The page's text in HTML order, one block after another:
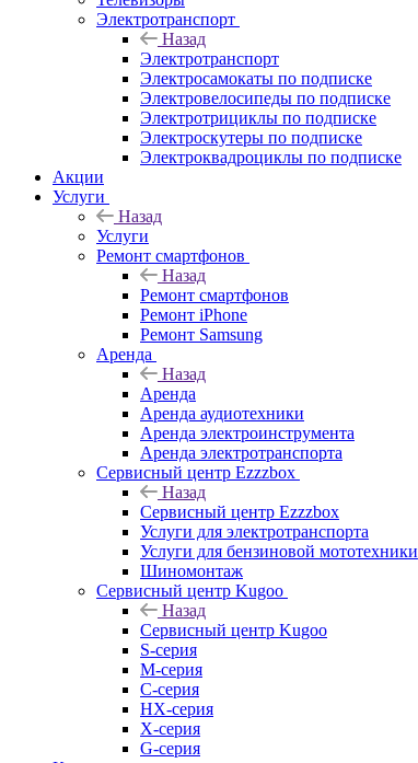
Электротранспорт
Назад
Электротранспорт
Электросамокаты по подписке
Электровелосипеды по подписке
Электротрициклы по подписке
Электроскутеры по подписке
Электроквадроциклы по подписке
Акции
Услуги
Назад
Услуги
Ремонт смартфонов
Назад
Ремонт смартфонов
Ремонт iPhone
Ремонт Samsung
Аренда
Назад
Аренда
Аренда аудиотехники
Аренда электроинструмента
Аренда электротранспорта
Сервисный центр Ezzzbox
Назад
Сервисный центр Ezzzbox
Услуги для электротранспорта
Услуги для бензиновой мототехники
Шиномонтаж
Сервисный центр Kugoo
Назад
Сервисный центр Kugoo
S-cерия
M-серия
С-серия
HX-серия
X-серия
G-серия